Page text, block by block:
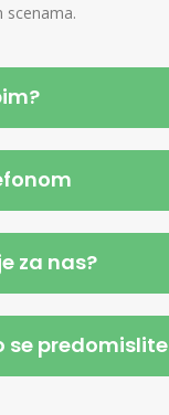
scenama.
za nas?
se predomislite